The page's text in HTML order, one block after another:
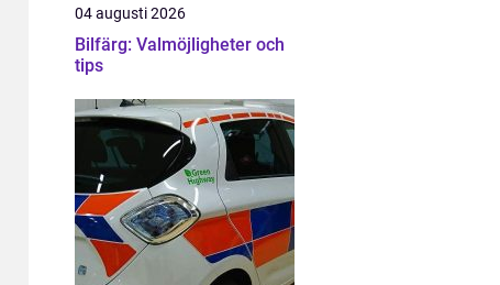
04 augusti 2026
Bilfärg: Valmöjligheter och
tips